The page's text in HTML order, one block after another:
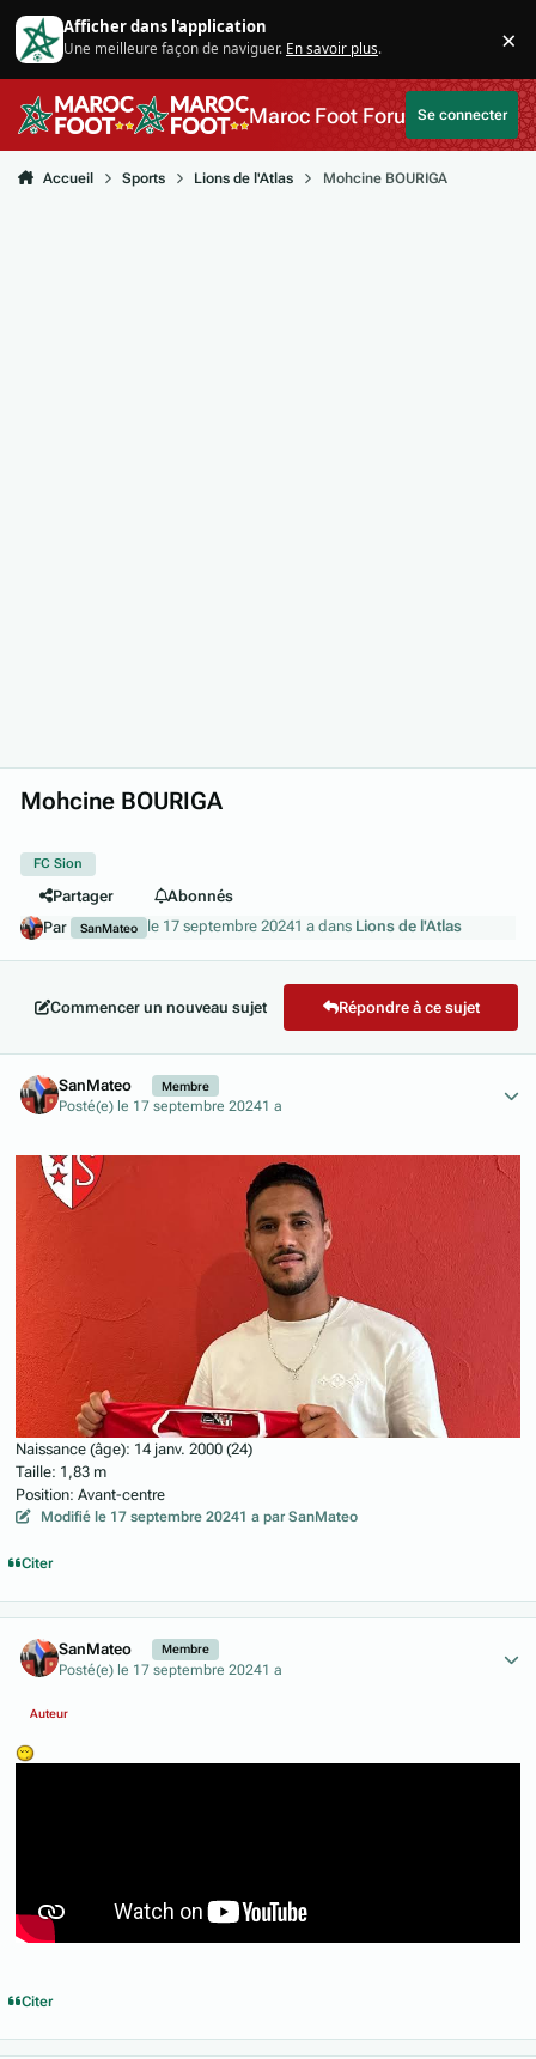
Aller au contenu
Afficher dans l'application
Une meilleure façon de naviguer. En savoir plus. ×
Maroc Foot ForumSe connecter
Accueil Sports Lions de l'Atlas Mohcine BOURIGA
Mohcine BOURIGA
FC Sion
Partager
Abonnés
Par
SanMateo le 17 septembre 20241 a dans Lions de l'Atlas
Commencer un nouveau sujet Répondre à ce sujet
SanMateo Membre
Posté(e) le 17 septembre 20241 a
Naissance (âge): 14 janv. 2000 (24)
Taille: 1,83 m
Position: Avant-centre
Modifié le 17 septembre 20241 a par SanMateo
Citer
SanMateo Membre
Posté(e) le 17 septembre 20241 a
Auteur
Citer